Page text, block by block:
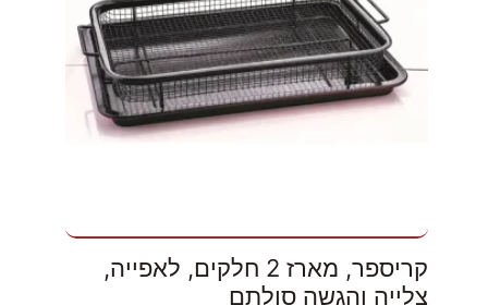
קריספר, מארז 2 חלקים, לאפייה,
צלייה והגשה סולתם